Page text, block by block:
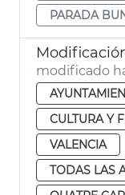
PARADA
modificado
CULTURA Y
VALENCIA
TODAS LAS